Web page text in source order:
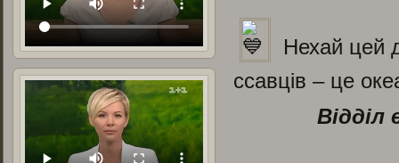
Нехай цей
ссавців – це
Відділ